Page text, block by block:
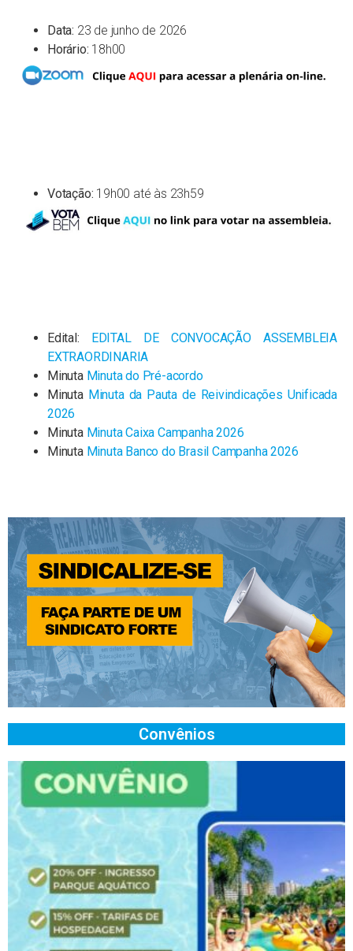
Data: 23 de junho de 2026
Horário: 18h00
Votação: 19h00 até às 23h59
Edital: EDITAL DE CONVOCAÇÃO ASSEMBLEIA
EXTRAORDINARIA
Minuta Minuta do Pré-acordo
Minuta Minuta da Pauta de Reivindicações Unificada
2026
Minuta Minuta Caixa Campanha 2026
Minuta Minuta Banco do Brasil Campanha 2026
Convênios